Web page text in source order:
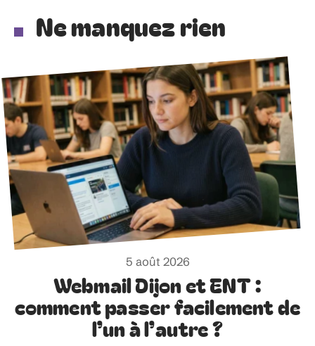
Ne manquez rien
5 août 2026
Webmail Dijon et ENT :
comment passer facilement de
l’un à l’autre ?